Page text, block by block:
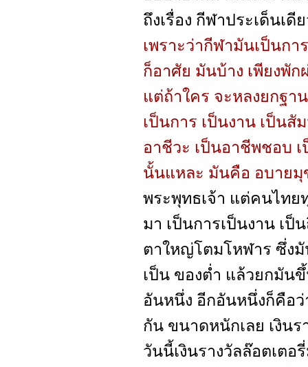
ถึงเรื่อง กีฬาประเด็นเ
เพราะว่ากีฬามันเป็นก
ก็อาศัย มันบ้าง เพียงพั
แต่ถ้าใคร จะหลงยกฐา
เป็นการ เป็นงาน เป็น
อาชีวะ เป็นอาชีพชอบ
นั้นแหละ มันคือ อบาย
พระพุทธเจ้า แต่คนไท
มา เป็นการเป็นงาน เ
ตาใหญ่โตมโหฬาร ซึ่งมั
เป็น ของต่ำ แล้วยกมัน
อันหนึ่ง อีกอันหนึ่งก็คือว่
กัน ขนาดหนักเลย เงิน
วันนี้เงินรางวัลล๊อตเต